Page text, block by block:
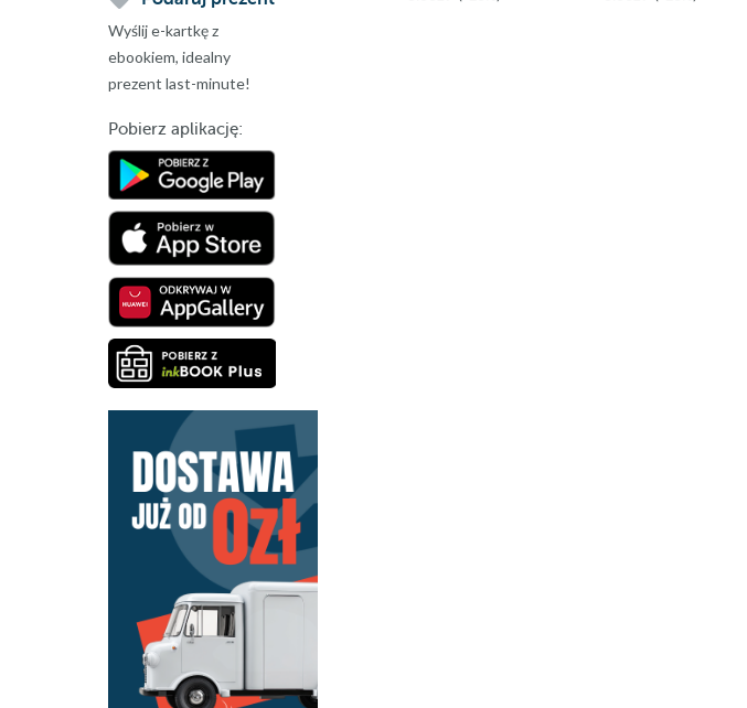
Wyślij e-kartkę z
ebookiem, idealny
prezent last-minute!
Pobierz aplikację: